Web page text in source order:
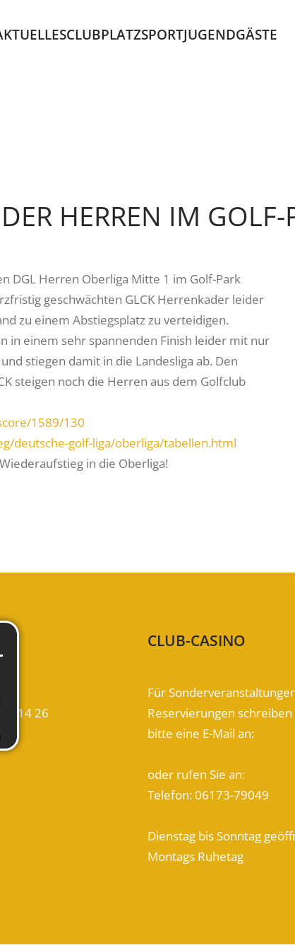
CLUBPLATZSPORTJUGENDGÄSTE
HERREN IM
DGL Herren Oberliga Mitte 1 im Golf-Park
geschwächten GLCK Herrenkader leider
zu einem Abstiegsplatz zu verteidigen.
in einem sehr spannenden Finish leider mit nur
stiegen damit in die Landesliga ab. Den
steigen noch die Herren aus dem Golfclub
1589/130
deutsche-golf-liga/oberliga/tabellen.html
in die Oberliga!
SIE DA
14 26
CLUB-CASINO
Für
Reservierungen schreiben
bitte eine E-Mail an:
oder rufen Sie an:
Telefon: 06173-79049
Dienstag bis Sonntag
Montags Ruhetag